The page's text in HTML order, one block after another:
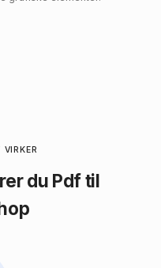
du Pdf til